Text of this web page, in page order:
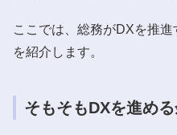
ここでは、総務がDXを推
を紹介します。
そもそもDXを進め